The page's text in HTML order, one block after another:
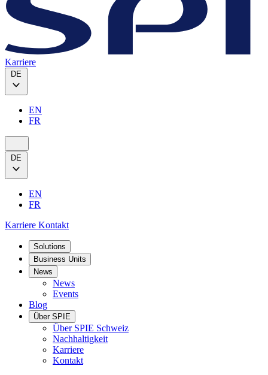
Karriere
DE
EN
FR
DE
EN
FR
Karriere Kontakt
Solutions
Business Units
News
News
Events
Blog
Über SPIE
Über SPIE Schweiz
Nachhaltigkeit
Karriere
Kontakt